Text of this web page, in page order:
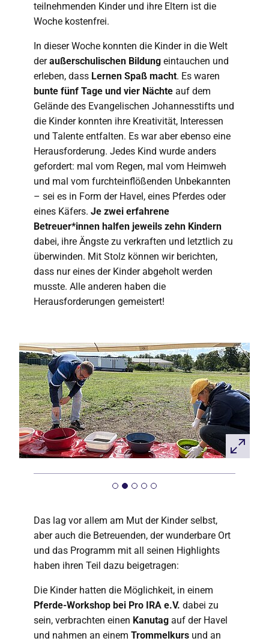
teilnehmenden Kinder und ihre Eltern ist die
Woche kostenfrei.
In dieser Woche konnten die Kinder in die Welt
deraußerschulischen Bildung eintauchen und
erleben, dass Lernen Spaß macht. Es waren
bunte fünf Tage und vier Nächte auf dem
Gelände des Evangelischen Johannesstifts und
die Kinder konnten ihre Kreativität, Interessen
und Talente entfalten. Es war aber ebenso eine
Herausforderung. Jedes Kind wurde anders
gefordert: mal vom Regen, mal vom Heimweh
und mal vom furchteinflößenden Unbekannten
– sei es in Form der Havel, eines Pferdes oder
eines Käfers. Je zwei erfahrene
Betreuer*innen halfen jeweils zehn Kindern
dabei, ihre Ängste zu verkraften und letztlich zu
überwinden. Mit Stolz können wir berichten,
dass nur eines der Kinder abgeholt werden
musste. Alle anderen haben die
Herausforderungen gemeistert!
Das lag vor allem am Mut der Kinder selbst,
aber auch die Betreuenden, der wunderbare Ort
und das Programm mit all seinen Highlights
haben ihren Teil dazu beigetragen:
Die Kinder hatten die Möglichkeit, in einem
Pferde-Workshop bei Pro IRA e.V. dabei zu
sein, verbrachten einen Kanutag auf der Havel
und nahmen an einem Trommelkurs und an